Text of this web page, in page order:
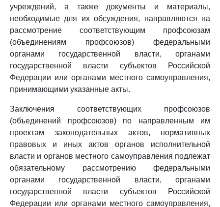
учреждений, а также документы и материалы,
необходимые для их обсуждения, направляются на
рассмотрение соответствующим профсоюзам
(объединениям профсоюзов) федеральными
органами государственной власти, органами
государственной власти субъектов Российской
Федерации или органами местного самоуправления,
принимающими указанные акты.
Заключения соответствующих профсоюзов
(объединений профсоюзов) по направленным им
проектам законодательных актов, нормативных
правовых и иных актов органов исполнительной
власти и органов местного самоуправления подлежат
обязательному рассмотрению федеральными
органами государственной власти, органами
государственной власти субъектов Российской
Федерации или органами местного самоуправления,